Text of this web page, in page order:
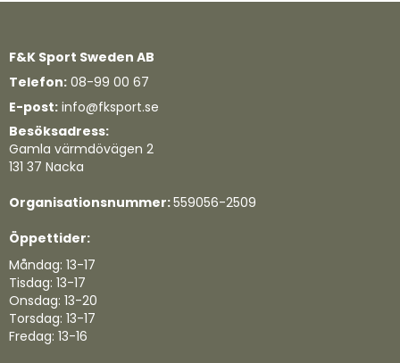
F&K Sport Sweden AB
Telefon: 08-99 00 67
E-post: info@fksport.se
Besöksadress:
Gamla värmdövägen 2
131 37 Nacka
Organisationsnummer:559056-2509
Öppettider:
Måndag: 13-17
Tisdag: 13-17
Onsdag: 13-20
Torsdag: 13-17
Fredag: 13-16